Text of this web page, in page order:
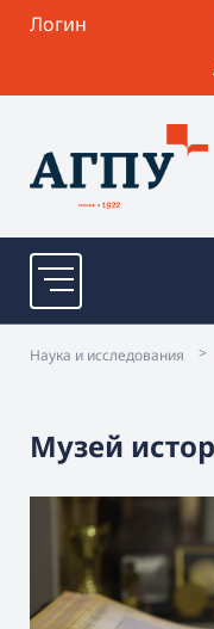
Логин
Наука и исследования >
Музей